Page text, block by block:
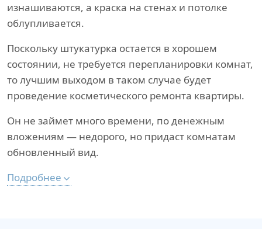
изнашиваются, а краска на стенах и потолке
облупливается.
Поскольку штукатурка остается в хорошем
состоянии, не требуется перепланировки комнат,
то лучшим выходом в таком случае будет
проведение косметического ремонта квартиры.
Он не займет много времени, по денежным
вложениям — недорого, но придаст комнатам
обновленный вид.
Подробнее